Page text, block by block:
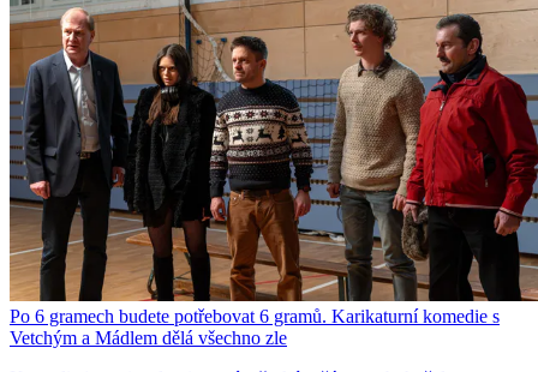
Po 6 gramech budete potřebovat 6 gramů. Karikaturní komedie s
Vetchým a Mádlem dělá všechno zle